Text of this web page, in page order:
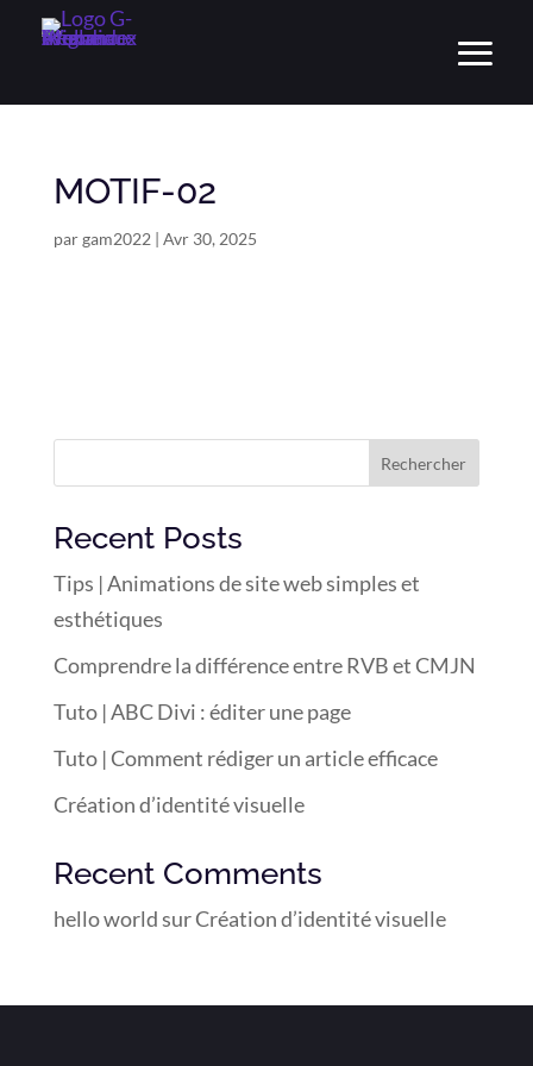
MOTIF-02
pargam2022 | Avr 30, 2025
Rechercher
Recent Posts
Tips | Animations de site web simples et
esthétiques
Comprendre la différence entre RVB et CMJN
Tuto | ABC Divi : éditer une page
Tuto | Comment rédiger un article efficace
Création d’identité visuelle
Recent Comments
hello worldsurCréation d’identité visuelle